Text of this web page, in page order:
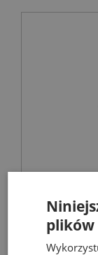
Baterie
plików